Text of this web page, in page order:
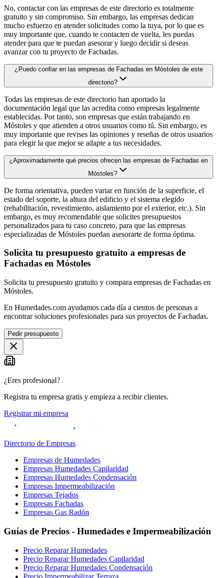
No, contactar con las empresas de este directorio es totalmente
gratuito y sin compromiso. Sin embargo, las empresas dedican
mucho esfuerzo en atender solicitudes como la tuya, por lo que es
muy importante que, cuando te contacten de vuelta, les puedas
atender para que te puedan asesorar y luego decidir si deseas
avanzar con tu proyecto de Fachadas.
¿Puedo confiar en las empresas de Fachadas en Móstoles de este
directorio?
Todas las empresas de este directorio han aportado la
documentación legal que las acredita como empresas legalmente
establecidas. Por tanto, son empresas que están trabajando en
Móstoles y que atienden a otros usuarios como tú. Sin embargo, es
muy importante que revises las opiniones y reseñas de otros usuarios
para elegir la que mejor se adapte a tus necesidades.
¿Aproximadamente qué precios ofrecen las empresas de Fachadas en
Móstoles?
De forma orientativa, pueden variar en función de la superficie, el
estado del soporte, la altura del edificio y el sistema elegido
(rehabilitación, revestimiento, aislamiento por el exterior, etc.). Sin
embargo, es muy recomendable que solicites presupuestos
personalizados para tu caso concreto, para que las empresas
especializadas de Móstoles puedan asesorarte de forma óptima.
Solicita tu presupuesto gratuito a empresas de
Fachadas en Móstoles
Solicita tu presupuesto gratuito y compara empresas de Fachadas en
Móstoles.
En Humedades.com ayudamos cada día a cientos de personas a
encontrar soluciones profesionales para sus proyectos de Fachadas.
Pedir presupuesto
¿Eres profesional?
Registra tu empresa gratis y empieza a recibir clientes.
Registrar mi empresa
Directorio de Empresas
Empresas de Humedades
Empresas Humedades Capilaridad
Empresas Humedades Condensación
Empresas Impermeabilización
Empresas Tejados
Empresas Fachadas
Empresas Gas Radón
Guías de Precios - Humedades e Impermeabilización
Precio Reparar Humedades
Precio Reparar Humedades Capilaridad
Precio Reparar Humedades Condensación
Precio Impermeabilizar Terraza